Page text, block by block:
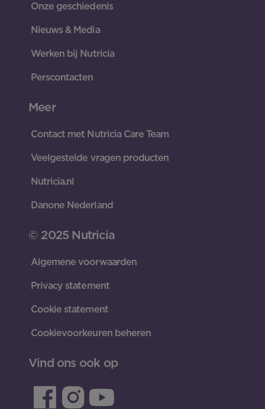
Onze geschiedenis
Nieuws & Media
Werken bij Nutricia
Perscontacten
Meer
Contact met Nutricia Care Team
Veelgestelde vragen producten
Nutricia.nl
Danone Nederland
© 2025 Nutricia
Algemene voorwaarden
Privacy statement
Cookie statement
Cookievoorkeuren beheren
Vind ons ook op